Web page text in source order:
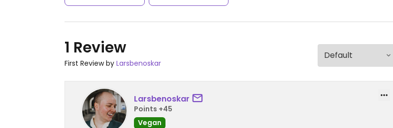
1 Review
First Review by Larsbenoskar
Larsbenoskar
Points +45
Vegan